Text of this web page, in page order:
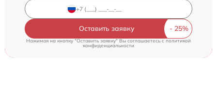
Оставить заявку
Нажимая на кнопку "Оставить заявку" Вы соглашаетесь c политикой
конфиденциальности